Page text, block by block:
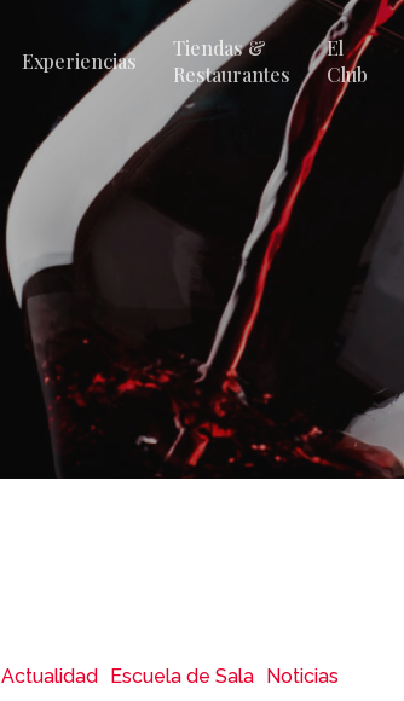
Experiencias
Tiendas &
Restaurantes
El
Club
Actualidad Escuela de Sala Noticias